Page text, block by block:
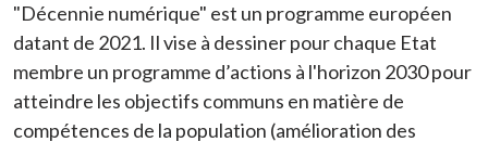
"Décennie numérique" est un programme européen
datant de 2021. Il vise à dessiner pour chaque Etat
membre un programme d’actions à l'horizon 2030 pour
atteindre les objectifs communs en matière de
compétences de la population (amélioration des